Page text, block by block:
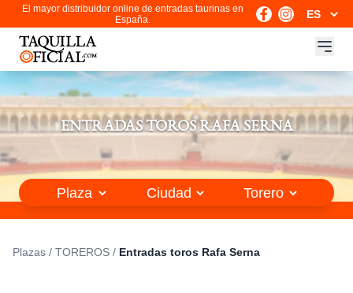
El mayor distribuidor online de entradas taurinas en
España.
ENTRADAS TOROS RAFA SERNA
Plazas / TOREROS / Entradas toros Rafa Serna